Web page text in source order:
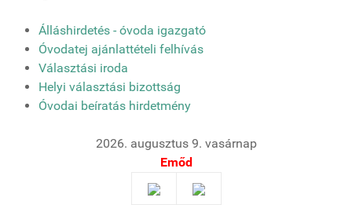
Álláshirdetés - óvoda igazgató
Óvodatej ajánlattételi felhívás
Választási iroda
Helyi választási bizottság
Óvodai beíratás hirdetmény
2026. augusztus 9. vasárnap
Emőd